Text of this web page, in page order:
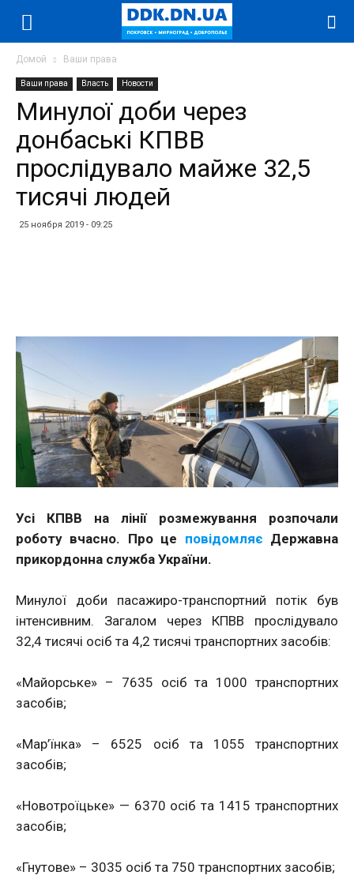
Домой Ваши права
Ваши права Власть Новости
Минулої доби через
донбаські КПВВ
прослідувало майже 32,5
тисячі людей
25 ноября 2019 - 09:25
Усі КПВВ на лінії розмежування розпочали
роботу вчасно. Про це повідомляє Державна
прикордонна служба України.
Минулої доби пасажиро-транспортний потік був
інтенсивним. Загалом через КПВВ прослідувало
32,4 тисячі осіб та 4,2 тисячі транспортних засобів:
«Майорське» – 7635 осіб та 1000 транспортних
засобів;
«Мар’їнка» – 6525 осіб та 1055 транспортних
засобів;
«Новотроїцьке» — 6370 осіб та 1415 транспортних
засобів;
«Гнутове» – 3035 осіб та 750 транспортних засобів;